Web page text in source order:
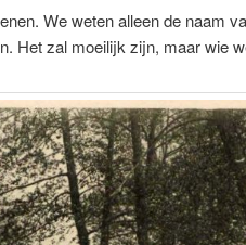
We weten alleen de naam
Het zal moeilijk zijn, maar wie